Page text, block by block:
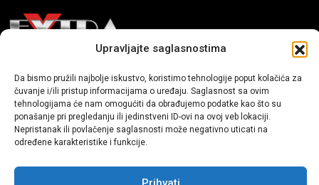
Upravljajte saglasnostima
Da bismo pružili najbolje iskustvo, koristimo tehnologije poput kolačića za
čuvanje i/ili pristup informacijama o uređaju. Saglasnost sa ovim
tehnologijama će nam omogućiti da obrađujemo podatke kao što su
ponašanje pri pregledanju ili jedinstveni ID-ovi na ovoj veb lokaciji.
Nepristanak ili povlačenje saglasnosti može negativno uticati na
određene karakteristike i funkcije.
Mi smo moderni portal zabavnog karaktera koji donosi vijesti i
priče iz života, svijeta showbiza, lifestyle-a i popularne kulture.